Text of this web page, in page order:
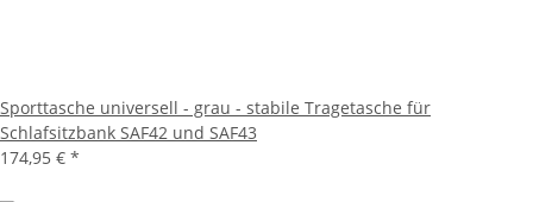
Sporttasche universell - grau - stabile Tragetasche für
Schlafsitzbank SAF42 und SAF43
174,95 € *